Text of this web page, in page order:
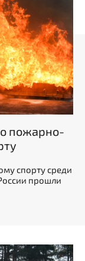
пожарно-
спорту среди
прошли